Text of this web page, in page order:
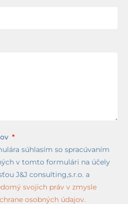
súhlasím so spracúvaním
v tomto formulári na účely
J&J consulting,s.r.o. a
svojich práv v zmysle
osobných údajov.